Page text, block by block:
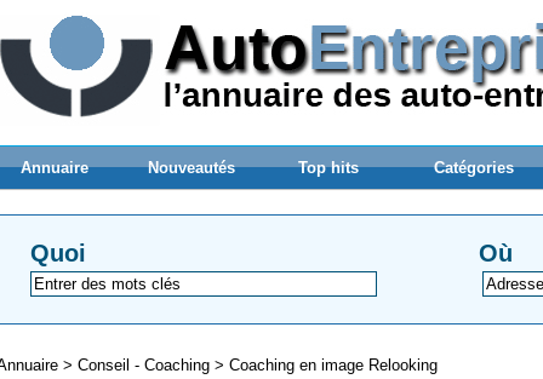
Annuaire Nouveautés Top hits Catégories
Quoi Où
> Conseil - Coaching > Coaching en image Relooking